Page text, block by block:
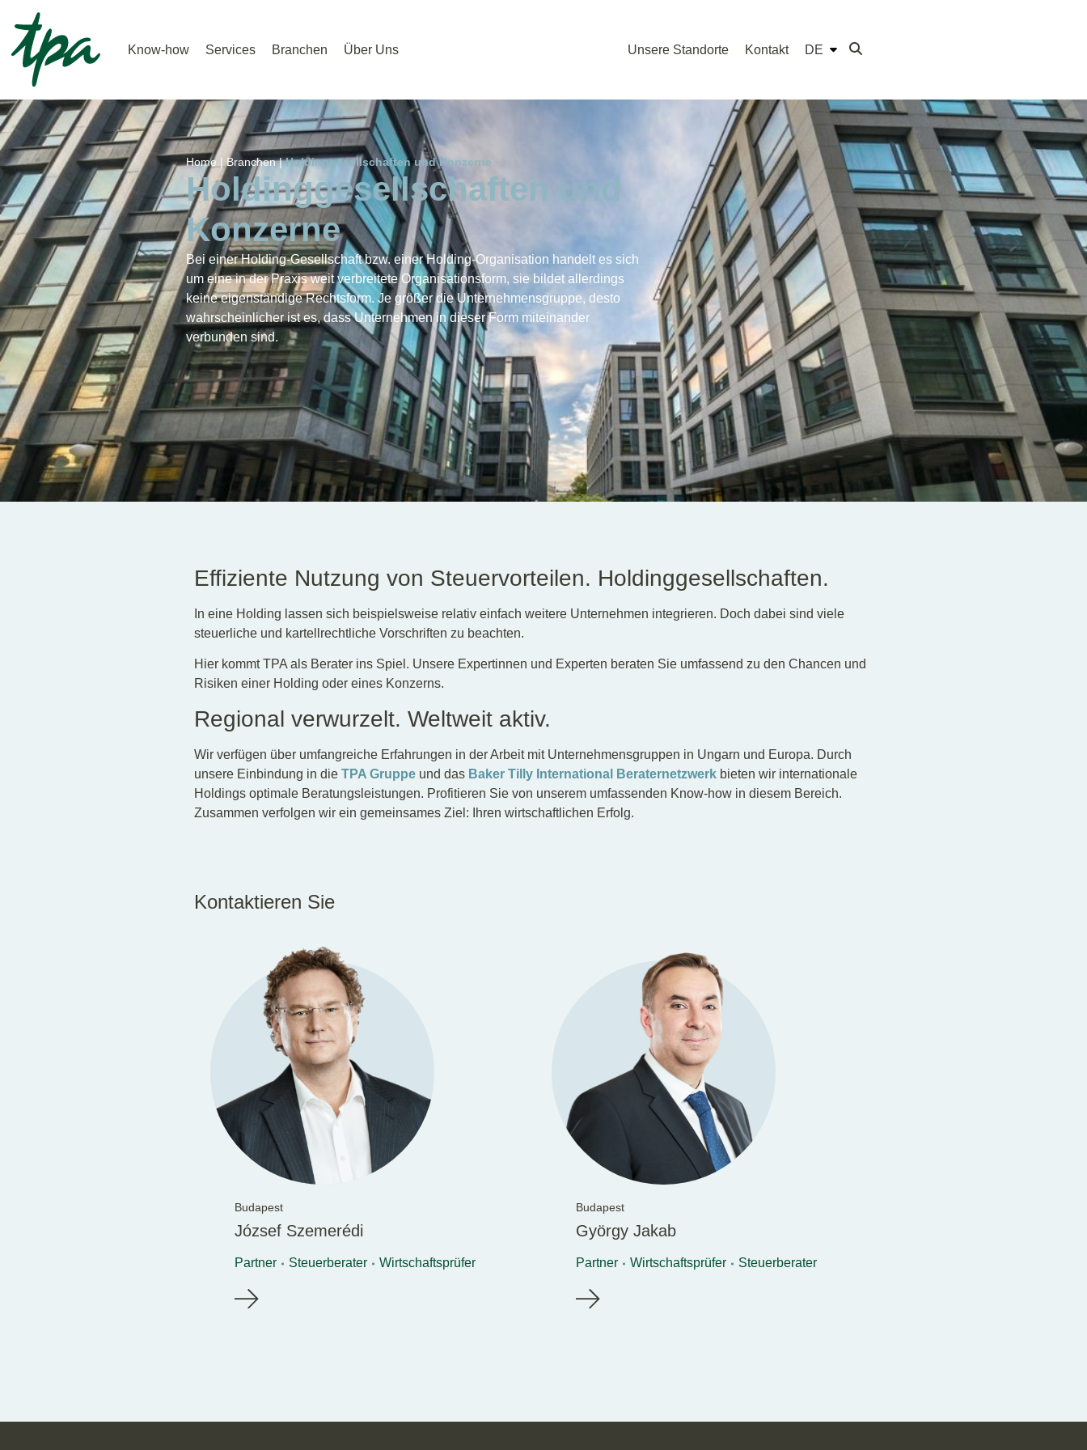
Know-how Services Branchen Über Uns Kontakt
Unsere Standorte DE
Home | Branchen |Holdinggesellschaften und Konzerne
Holdinggesellschaften und
Konzerne
Bei einer Holding-Gesellschaft bzw. einer Holding-Organisation handelt es sich
um eine in der Praxis weit verbreitete Organisationsform, sie bildet allerdings
keine eigenständige Rechtsform. Je größer die Unternehmensgruppe, desto
wahrscheinlicher ist es, dass Unternehmen in dieser Form miteinander
verbunden sind.
Effiziente Nutzung von Steuervorteilen. Holdinggesellschaften.
In eine Holding lassen sich beispielsweise relativ einfach weitere Unternehmen integrieren. Doch dabei sind viele
steuerliche und kartellrechtliche Vorschriften zu beachten.
Hier kommt TPA als Berater ins Spiel. Unsere Expertinnen und Experten beraten Sie umfassend zu den Chancen und
Risiken einer Holding oder eines Konzerns.
Regional verwurzelt. Weltweit aktiv.
Wir verfügen über umfangreiche Erfahrungen in der Arbeit mit Unternehmensgruppen in Ungarn und Europa. Durch
unsere Einbindung in die TPA Gruppeund dasBaker Tilly International Beraternetzwerkbieten wir internationale
Holdings optimale Beratungsleistungen. Profitieren Sie von unserem umfassenden Know-how in diesem Bereich.
Zusammen verfolgen wir ein gemeinsames Ziel: Ihren wirtschaftlichen Erfolg.
Kontaktieren Sie
Budapest
József Szemerédi
Partner Steuerberater Wirtschaftsprüfer
Budapest
György Jakab
Partner Wirtschaftsprüfer Steuerberater